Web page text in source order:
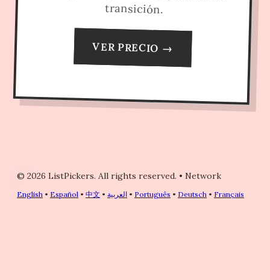
transición.
VER PRECIO →
© 2026 ListPickers. All rights reserved. • Network
English • Español • 中文 • العربية • Português • Deutsch • Français